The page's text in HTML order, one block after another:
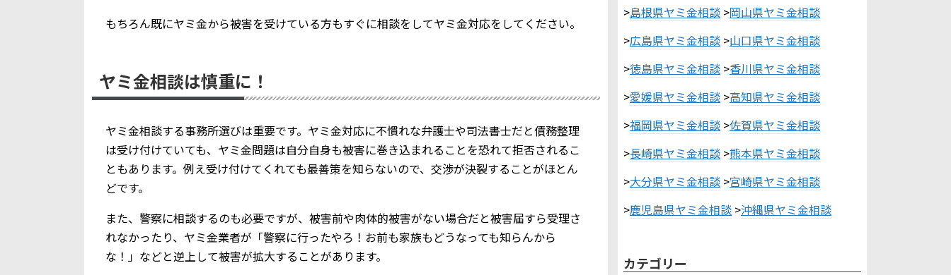
もちろん既にヤミ金から被害を受けている方もすぐに相談をしてヤミ金対応をしてください。
ヤミ金相談は慎重に！
ヤミ金相談する事務所選びは重要です。ヤミ金対応に不慣れな弁護士や司法書士だと債務整理
は受け付けていても、ヤミ金問題は自分自身も被害に巻き込まれることを恐れて拒否されるこ
ともあります。例え受け付けてくれても最善策を知らないので、交渉が決裂することがほとん
どです。
また、警察に相談するのも必要ですが、被害前や肉体的被害がない場合だと被害届すら受理さ
れなかったり、ヤミ金業者が「警察に行ったやろ！お前も家族もどうなっても知らんから
な！」などと逆上して被害が拡大することがあります。
>島根県ヤミ金相談 >岡山県ヤミ金相談
>広島県ヤミ金相談 >山口県ヤミ金相談
>徳島県ヤミ金相談 >香川県ヤミ金相談
>愛媛県ヤミ金相談 >高知県ヤミ金相談
>福岡県ヤミ金相談 >佐賀県ヤミ金相談
>長崎県ヤミ金相談 >熊本県ヤミ金相談
>大分県ヤミ金相談 >宮崎県ヤミ金相談
>鹿児島県ヤミ金相談 >沖縄県ヤミ金相談
カテゴリー